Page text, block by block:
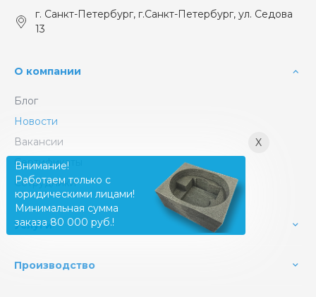
г. Санкт-Петербург, г.Санкт-Петербург, ул. Седова
13
О компании
Блог
Новости
Вакансии
Сертификаты
Сотрудники
Услуги
Производство
X
Внимание!
Работаем только с
юридическими лицами!
Минимальная сумма
заказа 80 000 руб.!